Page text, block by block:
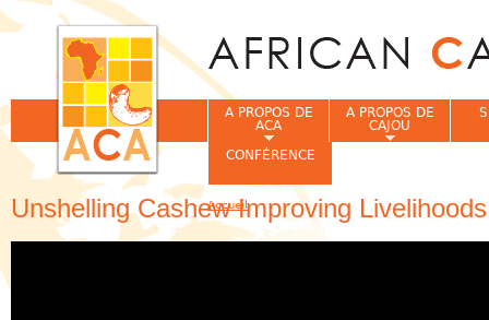
Unshelling Cashew Improving Livelihoods
A PROPOS DE
ACA
A PROPOS DE
CAJOU
CONFÉRENCE
Vous êtes ici
Accueil